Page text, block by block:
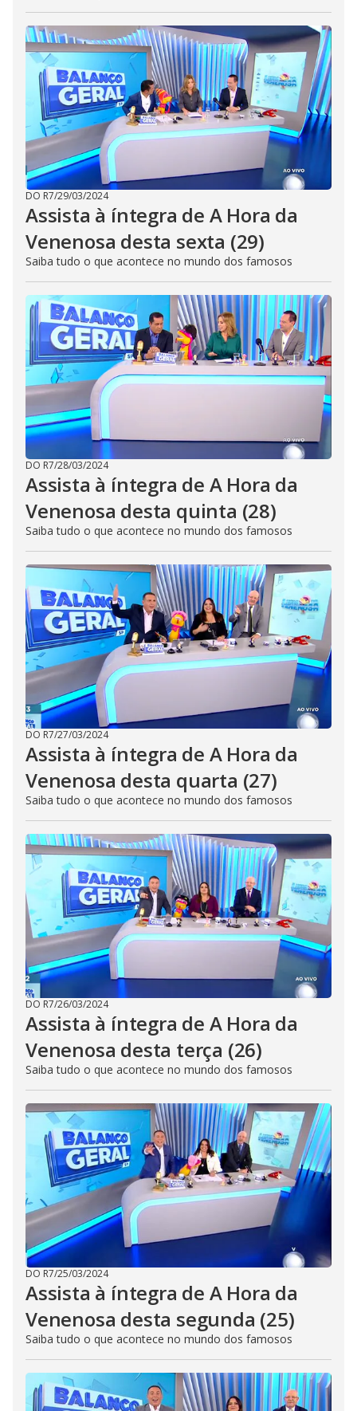
DO R7/29/03/2024
Assista à íntegra de A Hora da
Venenosa desta sexta (29)
Saiba tudo o que acontece no mundo dos famosos
DO R7/28/03/2024
Assista à íntegra de A Hora da
Venenosa desta quinta (28)
Saiba tudo o que acontece no mundo dos famosos
DO R7/27/03/2024
Assista à íntegra de A Hora da
Venenosa desta quarta (27)
Saiba tudo o que acontece no mundo dos famosos
DO R7/26/03/2024
Assista à íntegra de A Hora da
Venenosa desta terça (26)
Saiba tudo o que acontece no mundo dos famosos
DO R7/25/03/2024
Assista à íntegra de A Hora da
Venenosa desta segunda (25)
Saiba tudo o que acontece no mundo dos famosos